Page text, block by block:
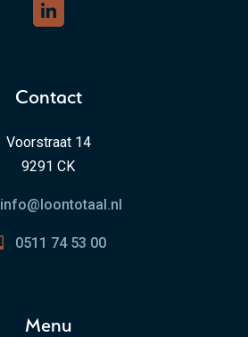
Contact
Voorstraat 14
9291 CK
info@loontotaal.nl
0511 74 53 00
Menu